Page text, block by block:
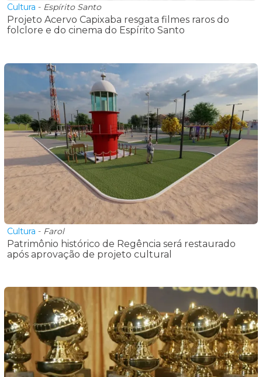
Cultura - Espírito Santo
Projeto Acervo Capixaba resgata filmes raros do
folclore e do cinema do Espírito Santo
Cultura - Farol
Patrimônio histórico de Regência será restaurado
após aprovação de projeto cultural